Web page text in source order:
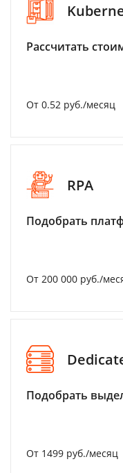
Рассчитать
От 0.52 руб./месяц
RPA
Подобрать
От 200 000 руб./
Подобрать
От 1499 руб./месяц